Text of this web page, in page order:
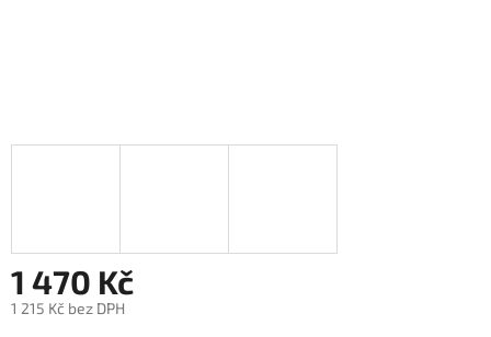
1 470 Kč
1 215 Kč bez DPH